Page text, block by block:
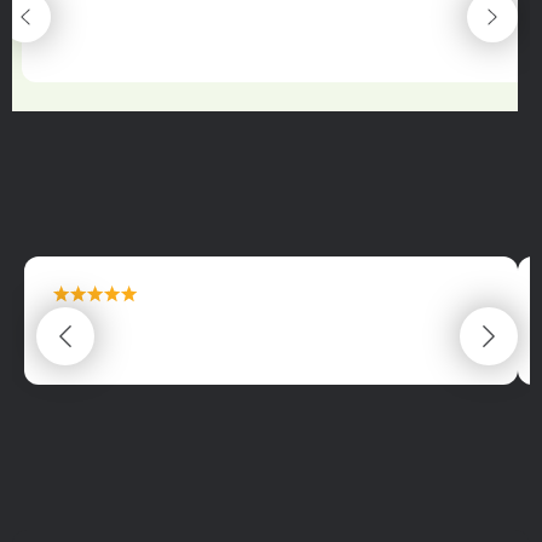
maximální spokojenost
22.06.2025
maximální spokojenost
22.06.2025